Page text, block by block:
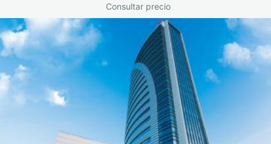
Consultar precio